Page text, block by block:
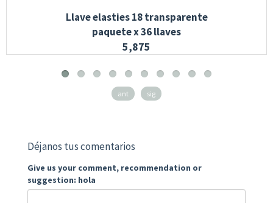
Llave elasties 18 transparente
paquete x 36 llaves
5,875
ant sig
Déjanos tus comentarios
Give us your comment, recommendation or
suggestion: hola